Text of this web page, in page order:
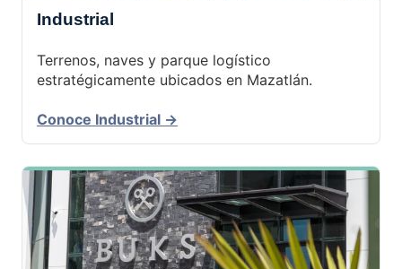
Industrial
Terrenos, naves y parque logístico
estratégicamente ubicados en Mazatlán.
Conoce Industrial →